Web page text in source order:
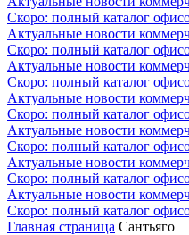
Скоро: полный каталог
Актуальные новости
Скоро: полный каталог
Актуальные новости
Скоро: полный каталог
Актуальные новости
Скоро: полный каталог
Актуальные новости
Скоро: полный каталог
Актуальные новости
Скоро: полный каталог
Актуальные новости
Скоро: полный каталог
Главная страница Сантьяго